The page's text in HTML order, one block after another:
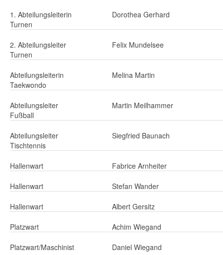
1. Abteilungsleiterin
Turnen
Dorothea Gerhard
2. Abteilungsleiter
Turnen
Felix Mundelsee
Abteilungsleiterin
Taekwondo
Melina Martin
Abteilungsleiter
Fußball
Martin Meilhammer
Abteilungsleiter
Tischtennis
Siegfried Baunach
Hallenwart Fabrice Arnheiter
Hallenwart Stefan Wander
Hallenwart Albert Gersitz
Platzwart Achim Wiegand
Platzwart/Maschinist Daniel Wiegand